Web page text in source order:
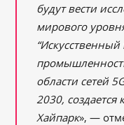
будут вести
мирового
области сетей
2030,
Хайпарк», —